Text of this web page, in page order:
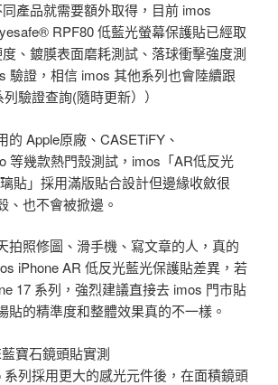
產品就需要額外取得，目前 imos
RPF80 低藍光螢幕保護貼已經取
、鍍膜表面磨耗測試、落球衝擊強度測
驗證，相信 imos 其他系列也會陸續跟
驗證查詢(隨時更新））
的 Apple原廠、CASETiFY、
等幾款熱門殼測試，imos「AR低反光
貼」採用滿版貼合設計但邊緣收斂很
、也不會被掀邊。
拍照修圖、滑手機、寫文章的人，真的
iPhone AR 低反光藍光保護貼差異，若
17 系列，強烈建議直接去 imos 門市貼
貼的精準度和整體效果真的不一樣。
寶石鏡頭貼實測
系列採用更大的感光元件後，在面積鏡頭